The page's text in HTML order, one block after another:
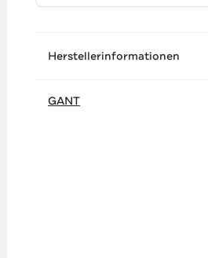
Herstellerinformationen
GANT